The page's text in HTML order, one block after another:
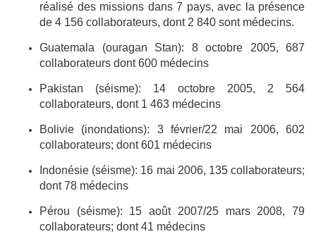
réalisé des missions dans 7 pays, avec la présence
de 4 156 collaborateurs, dont 2 840 sont médecins.
Guatemala (ouragan Stan): 8 octobre 2005, 687
collaborateurs dont 600 médecins
Pakistan (séisme): 14 octobre 2005, 2 564
collaborateurs, dont 1 463 médecins
Bolivie (inondations): 3 février/22 mai 2006, 602
collaborateurs; dont 601 médecins
Indonésie (séisme): 16 mai 2006, 135 collaborateurs;
dont 78 médecins
Pérou (séisme): 15 août 2007/25 mars 2008, 79
collaborateurs; dont 41 médecins